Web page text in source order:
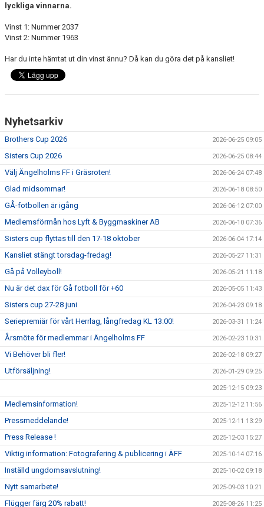
lyckliga vinnarna.
Vinst 1: Nummer 2037
Vinst 2: Nummer 1963
Har du inte hämtat ut din vinst ännu? Då kan du göra det på kansliet!
Nyhetsarkiv
Brothers Cup 2026 2026-06-25 09:05
Sisters Cup 2026 2026-06-25 08:44
Välj Ängelholms FF i Gräsroten! 2026-06-24 07:48
Glad midsommar! 2026-06-18 08:50
GÅ-fotbollen är igång 2026-06-12 07:00
Medlemsförmån hos Lyft & Byggmaskiner AB 2026-06-10 07:36
Sisters cup flyttas till den 17-18 oktober 2026-06-04 17:14
Kansliet stängt torsdag-fredag! 2026-05-27 11:31
Gå på Volleyboll! 2026-05-21 11:18
Nu är det dax för Gå fotboll för +60 2026-05-05 11:43
Sisters cup 27-28 juni 2026-04-23 09:18
Seriepremiär för vårt Herrlag, långfredag KL 13:00! 2026-03-31 11:24
Årsmöte för medlemmar i Ängelholms FF 2026-02-23 10:31
Vi Behöver bli fler! 2026-02-18 09:27
Utförsäljning! 2026-01-29 09:25
2025-12-15 09:23
Medlemsinformation! 2025-12-12 11:56
Pressmeddelande! 2025-12-11 13:29
Press Release ! 2025-12-03 15:27
Viktig information: Fotografering & publicering i ÄFF 2025-10-14 07:16
Inställd ungdomsavslutning! 2025-10-02 09:18
Nytt samarbete! 2025-09-03 10:21
Flügger färg 20% rabatt! 2025-08-26 11:25